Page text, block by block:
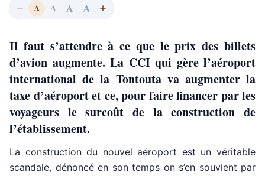
A A A A
Il faut s’attendre à ce que le prix des billets
d’avion augmente. La CCI qui gère l’aéroport
international de la Tontouta va augmenter la
taxe d’aéroport et ce, pour faire financer par les
voyageurs le surcoût de la construction de
l’établissement.
La construction du nouvel aéroport est un véritable
scandale, dénoncé en son temps on s’en souvient par